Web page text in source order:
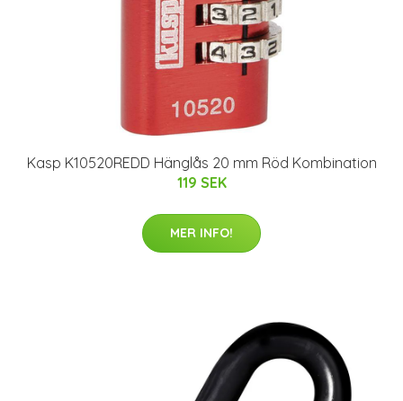
Kasp K10520REDD Hänglås 20 mm Röd Kombination
119 SEK
MER INFO!